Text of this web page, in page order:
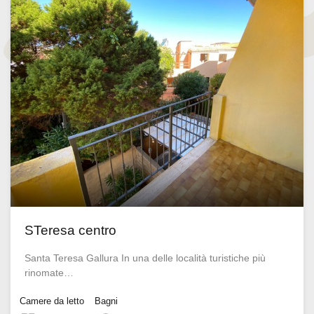
STeresa centro
Santa Teresa Gallura In una delle località turistiche più
rinomate…
Camere da letto
Bagni